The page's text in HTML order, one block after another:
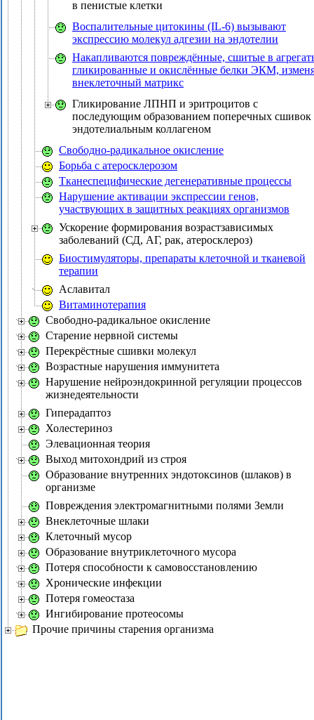
в пенистые клетки
Воспалительные цитокины (IL-6) вызывают
экспрессию молекул адгезии на эндотелии
Накапливаются повреждённые, сшитые в
гликированные и окислённые белки ЭКМ,
внеклеточный матрикс
Гликирование ЛПНП и эритроцитов с
последующим образованием поперечных сшивок
эндотелиальным коллагеном
Свободно-радикальное окисление
Борьба с атеросклерозом
Тканеспецифические дегенеративные процессы
Нарушение активации экспрессии генов,
участвующих в защитных реакциях организмов
Ускорение формирования возрастзависимых
заболеваний (СД, АГ, рак, атеросклероз)
Биостимуляторы, препараты клеточной и тканевой
терапии
Аславитал
Витаминотерапия
Свободно-радикальное окисление
Старение нервной системы
Перекрёстные сшивки молекул
Возрастные нарушения иммунитета
Нарушение нейроэндокринной регуляции процессов
жизнедеятельности
Гиперадаптоз
Холестериноз
Элевационная теория
Выход митохондрий из строя
Образование внутренних эндотоксинов (шлаков) в
организме
Повреждения электромагнитными полями Земли
Внеклеточные шлаки
Клеточный мусор
Образование внутриклеточного мусора
Потеря способности к самовосстановлению
Хронические инфекции
Потеря гомеостаза
Ингибирование протеосомы
Прочие причины старения организма